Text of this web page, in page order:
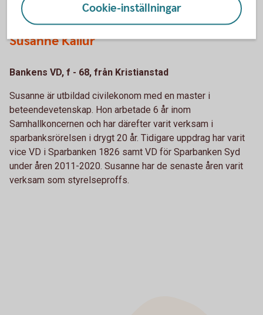
Susanne Kallur
Bankens VD, f - 68, från Kristianstad
Susanne är utbildad civilekonom med en master i
beteendevetenskap. Hon arbetade 6 år inom
Samhallkoncernen och har därefter varit verksam i
sparbanksrörelsen i drygt 20 år. Tidigare uppdrag har varit
vice VD i Sparbanken 1826 samt VD för Sparbanken Syd
under åren 2011-2020. Susanne har de senaste åren varit
verksam som styrelseproffs.
Cookie-inställningar